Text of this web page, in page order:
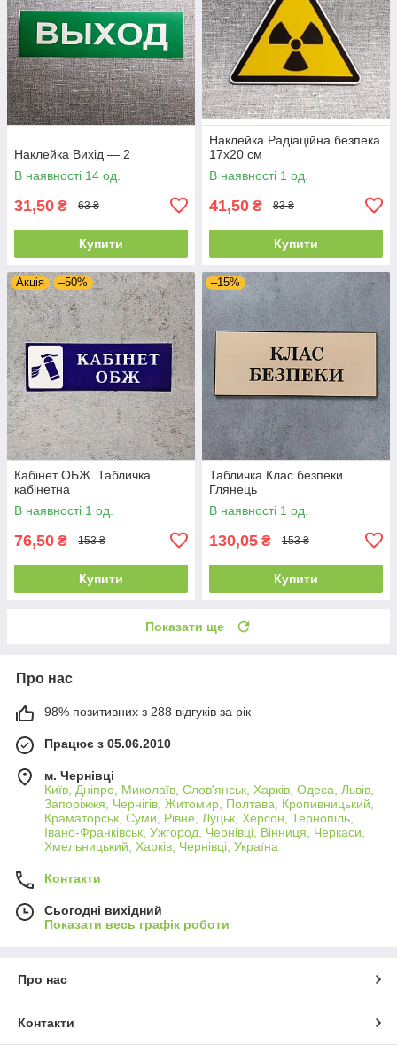
Наклейка Вихід — 2
В наявності 14 од.
31,50 ₴ 63 ₴
Купити
Наклейка Радіаційна безпека
17х20 см
В наявності 1 од.
41,50 ₴ 83 ₴
Купити
Акція –50%
Кабінет ОБЖ. Табличка
кабінетна
В наявності 1 од.
76,50 ₴ 153 ₴
Купити
–15%
Табличка Клас безпеки
Глянець
В наявності 1 од.
130,05 ₴ 153 ₴
Купити
Показати ще
Про нас
98% позитивних з 288 відгуків за рік
Працює з 05.06.2010
м. Чернівці
Київ, Дніпро, Миколаїв, Слов'янськ, Харків, Одеса, Львів,
Запоріжжя, Чернігів, Житомир, Полтава, Кропивницький,
Краматорськ, Суми, Рівне, Луцьк, Херсон, Тернопіль,
Івано-Франківськ, Ужгород, Чернівці, Вінниця, Черкаси,
Хмельницький, Харків, Чернівці, Україна
Контакти
Сьогодні вихідний
Показати весь графік роботи
Про нас
Контакти